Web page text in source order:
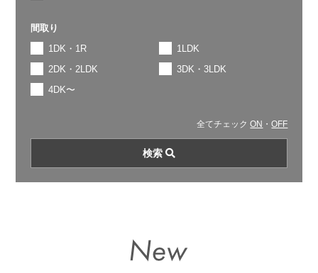
間取り
1DK・1R
1LDK
2DK・2LDK
3DK・3LDK
4DK〜
全てチェックON ・OFF